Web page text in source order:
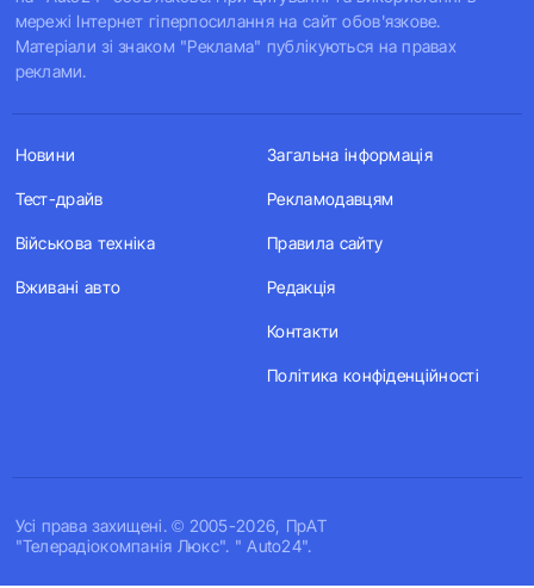
мережі Інтернет гіперпосилання на сайт обов'язкове.
Матеріали зі знаком "Реклама" публікуються на правах
реклами.
Усi права захищенi. © 2005-2026, ПрАТ
"Телерадіокомпанія Люкс". " Auto24".
Новини
Тест-драйв
Військова техніка
Вживані авто
Загальна інформація
Рекламодавцям
Правила сайту
Редакція
Контакти
Політика конфіденційності